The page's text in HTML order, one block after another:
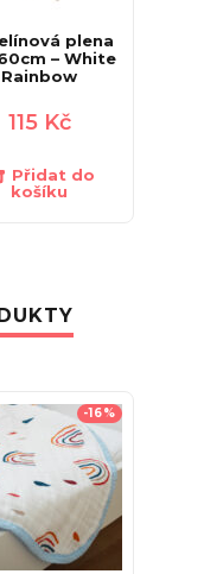
plena
– White
Rainbow
115 Kč
Přidat do
košíku
-16%